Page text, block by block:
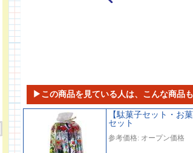
▶この商品を見ている人は、こんな商品も
【駄菓子セット・お
セット
参考価格: オープン価格